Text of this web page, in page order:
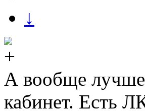
↓
А вообще лучше
кабинет. Есть